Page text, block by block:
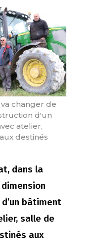
changer de
d'un
atelier,
destinés
dans la
bâtiment
salle de
aux